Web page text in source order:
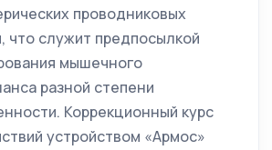
проводниковых
что служит предпосылкой
мышечного
разной степени
Коррекционный курс
устройством «Армос»